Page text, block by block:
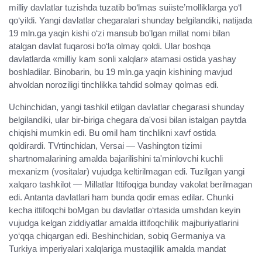
milliy davlatlar tuzishda tuzatib bo‘lmas suiiste’molliklarga yo‘l
qo‘yildi. Yangi davlatlar chegaralari shunday belgilandiki, natijada
19 mln.ga yaqin kishi o‘zi mansub bo'lgan millat nomi bilan
atalgan davlat fuqarosi bo‘la olmay qoldi. Ular boshqa
davlatlarda «milliy kam sonli xalqlar» atamasi ostida yashay
boshladilar. Binobarin, bu 19 mln.ga yaqin kishining mavjud
ahvoldan noroziligi tinchlikka tahdid solmay qolmas edi.
Uchinchidan, yangi tashkil etilgan davlatlar chegarasi shunday
belgilandiki, ular bir-biriga chegara da'vosi bilan istalgan paytda
chiqishi mumkin edi. Bu omil ham tinchlikni xavf ostida
qoldirardi. TVrtinchidan, Versai — Vashington tizimi
shartnomalarining amalda bajarilishini ta'minlovchi kuchli
mexanizm (vositalar) vujudga keltirilmagan edi. Tuzilgan yangi
xalqaro tashkilot — Millatlar Ittifoqiga bunday vakolat berilmagan
edi. Antanta davlatlari ham bunda qodir emas edilar. Chunki
kecha ittifoqchi boMgan bu davlatlar o‘rtasida umshdan keyin
vujudga kelgan ziddiyatlar amalda ittifoqchilik majburiyatlarini
yo‘qqa chiqargan edi. Beshinchidan, sobiq Germaniya va
Turkiya imperiyalari xalqlariga mustaqillik amalda mandat